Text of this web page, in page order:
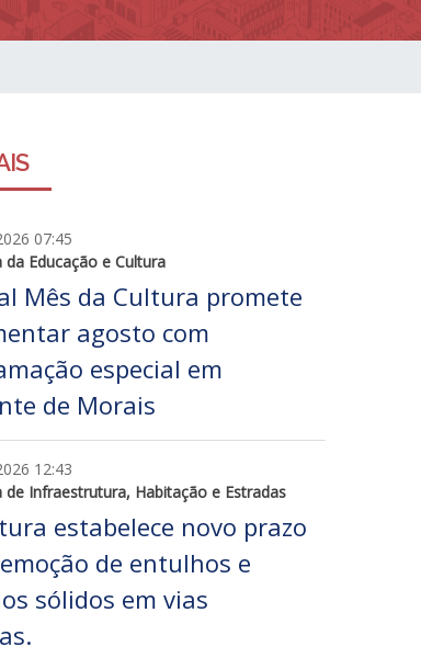
07:45
da Educação e Cultura
Mês da Cultura promete
agosto com
especial em
de Morais
12:43
de Infraestrutura, Habitação e Estradas
estabelece novo prazo
de entulhos e
sólidos em vias